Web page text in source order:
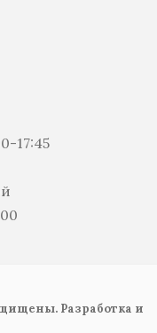
17:45
Разработка и